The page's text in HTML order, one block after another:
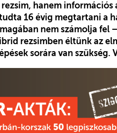
hanem
16 évig megtartani a
nem számolja fel
rezsimben éltünk az
sorára van szükség.